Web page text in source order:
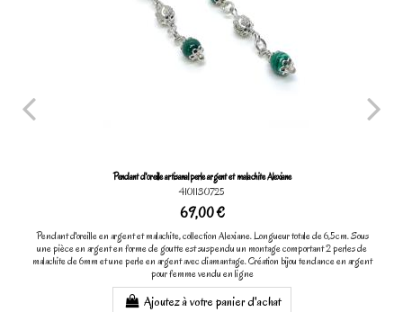
Pendant d'oreille artisanal perle argent et malachite Alexiane
4101130725
69,00 €
Pendant d'oreille en argent et malachite, collection Alexiane. Longueur totale de 6,5cm. Sous
une pièce en argent en forme de goutte est suspendu un montage comportant 2 perles de
malachite de 6mm et une perle en argent avec diamantage. Création bijou tendance en argent
pour femme vendu en ligne
Ajoutez à votre panier d'achat